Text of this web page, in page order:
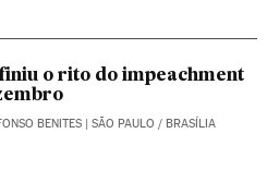
o rito do impeachment
BENITES | SÃO PAULO / BRASÍLIA